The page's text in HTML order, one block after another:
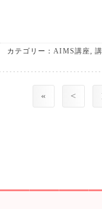
カテゴリー：AIMS講座,
« <